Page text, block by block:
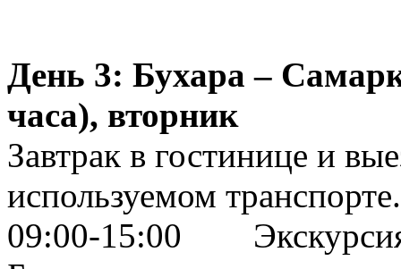
День 3: Бухара –
часа), вторник
Завтрак в гостинице и
используемом транспорте.
09:00-15:00 Экскурсия